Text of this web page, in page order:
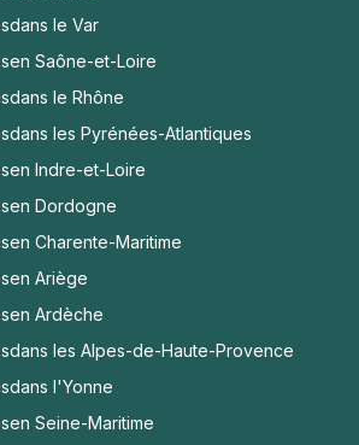
dans le Var
en Saône-et-Loire
dans le Rhône
dans les Pyrénées-Atlantiques
en Indre-et-Loire
en Dordogne
en Charente-Maritime
en Ariège
en Ardèche
dans les Alpes-de-Haute-Provence
dans l'Yonne
en Seine-Maritime